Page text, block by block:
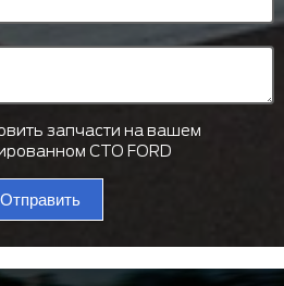
запчасти на вашем
СТО FORD
Отправить